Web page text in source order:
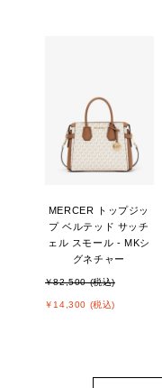
MERCER トップジッ
プ ベルテッド サッチ
ェル スモール - MKシ
グネチャー
￥82,500 (税込)
￥14,300 (税込)